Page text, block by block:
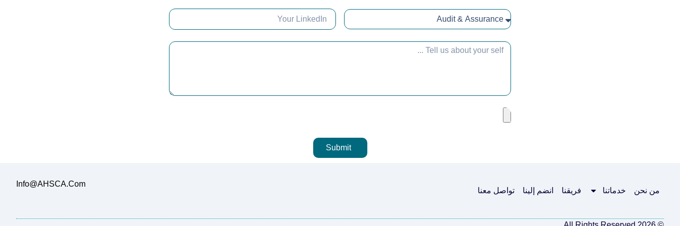
Submit
من نحن خدماتنا فريقنا انضم إلينا تواصل معنا
Info@AHSCA.Com